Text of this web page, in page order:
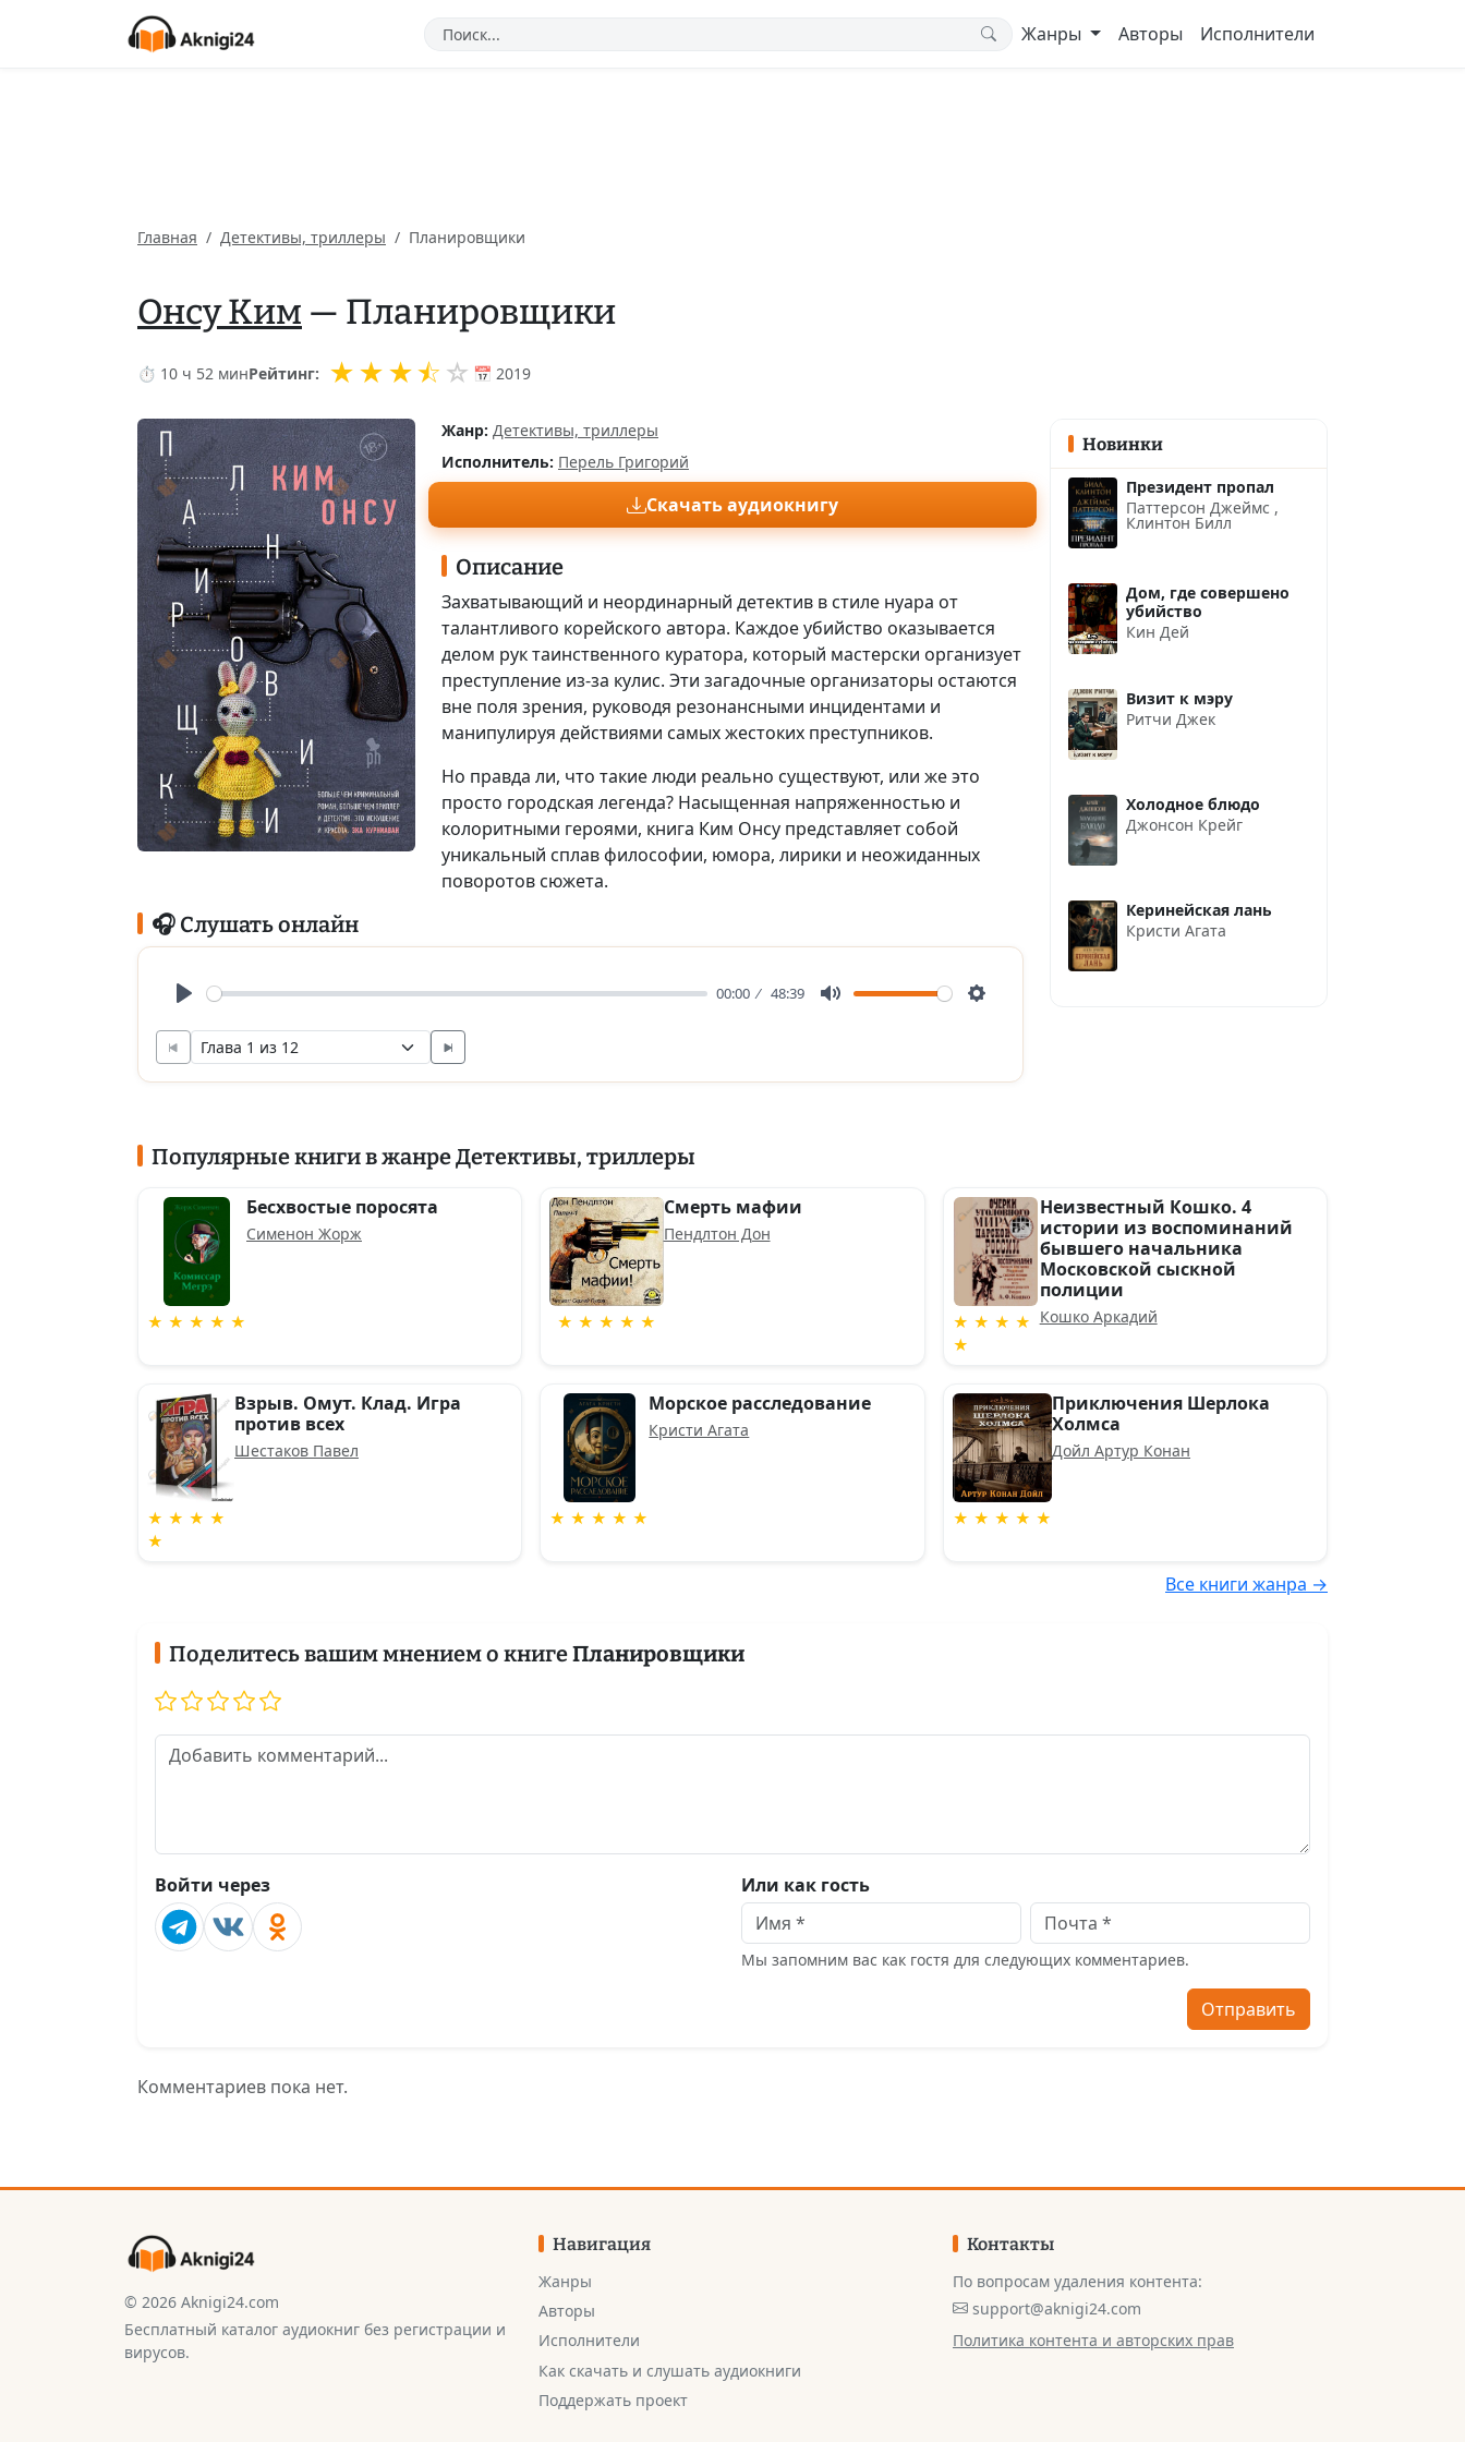
Жанры Авторы Исполнители
Главная Детективы, триллеры Планировщики
Онсу Ким — Планировщики
⏱ 10 ч 52 минРейтинг: ★★★⯪ ☆ 📅 2019
Жанр: Детективы, триллеры
Исполнитель: Перель Григорий
Скачать аудиокнигу
Описание
Захватывающий и неординарный детектив в стиле нуара от
талантливого корейского автора. Каждое убийство оказывается
делом рук таинственного куратора, который мастерски организует
преступление из-за кулис. Эти загадочные организаторы остаются
вне поля зрения, руководя резонансными инцидентами и
манипулируя действиями самых жестоких преступников.
Но правда ли, что такие люди реально существуют, или же это
просто городская легенда? Насыщенная напряженностью и
колоритными героями, книга Ким Онсу представляет собой
уникальный сплав философии, юмора, лирики и неожиданных
поворотов сюжета.
🎧 Слушать онлайн
00:00 48:39
Новинки
Президент пропал
Паттерсон Джеймс ,
Клинтон Билл
Дом, где совершено
убийство
Кин Дей
Визит к мэру
Ритчи Джек
Холодное блюдо
Джонсон Крейг
Керинейская лань
Кристи Агата
Популярные книги в жанре Детективы, триллеры
★ ★ ★ ★ ★
Бесхвостые поросята
Сименон Жорж
★ ★ ★ ★ ★
Смерть мафии
Пендлтон Дон
★ ★ ★ ★
★
Неизвестный Кошко. 4
истории из воспоминаний
бывшего начальника
Московской сыскной
полиции
Кошко Аркадий
★ ★ ★ ★
★
Взрыв. Омут. Клад. Игра
против всех
Шестаков Павел
★ ★ ★ ★ ★
Морское расследование
Кристи Агата
★ ★ ★ ★ ★
Приключения Шерлока
Холмса
Дойл Артур Конан
Все книги жанра →
Поделитесь вашим мнением о книгеПланировщики
Войти через Или как гость
Мы запомним вас как гостя для следующих комментариев.
Отправить
Комментариев пока нет.
© 2026 Aknigi24.com
Бесплатный каталог аудиокниг без регистрации и
вирусов.
Навигация
Жанры
Авторы
Исполнители
Как скачать и слушать аудиокниги
Поддержать проект
Контакты
По вопросам удаления контента:
support@aknigi24.com
Политика контента и авторских прав